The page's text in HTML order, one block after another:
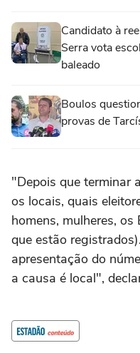
Candidato à
Serra vota
baleado
Boulos
provas de
"Depois que terminar
os locais, quais
homens, mulheres,
que estão
apresentação do
a causa é local",